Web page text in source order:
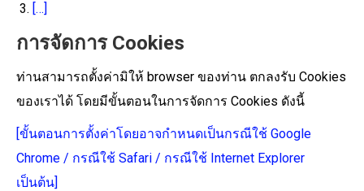
[…]
การจัดการ Cookies
ท่านสามารถตั้งค่ามิให้ browser ของท่าน ตกลงรับ Cookies
ของเราได้ โดยมีขั้นตอนในการจัดการ Cookies ดังนี้
[ขั้นตอนการตั้งค่าโดยอาจกำหนดเป็นกรณีใช้ Google
Chrome / กรณีใช้ Safari / กรณีใช้ Internet Explorer
เป็นต้น]